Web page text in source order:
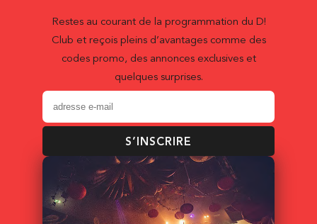
Restes au courant de la programmation du D!
Club et reçois pleins d’avantages comme des
codes promo, des annonces exclusives et
quelques surprises.
S’INSCRIRE